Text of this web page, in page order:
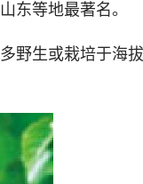
东等地最著名。
野生或栽培于海